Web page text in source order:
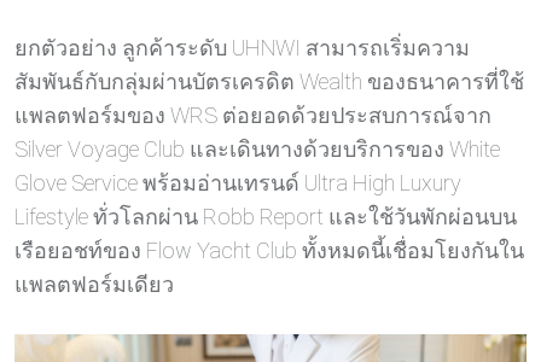
ยกตัวอย่าง ลูกค้าระดับ UHNWI สามารถเริ่มความ
สัมพันธ์กับกลุ่มผ่านบัตรเครดิต Wealth ของธนาคารที่ใช้
แพลตฟอร์มของ WRS ต่อยอดด้วยประสบการณ์จาก
Silver Voyage Club และเดินทางด้วยบริการของ White
Glove Service พร้อมอ่านเทรนด์ Ultra High Luxury
Lifestyle ทั่วโลกผ่าน Robb Report และใช้วันพักผ่อนบน
เรือยอชท์ของ Flow Yacht Club ทั้งหมดนี้เชื่อมโยงกันใน
แพลตฟอร์มเดียว